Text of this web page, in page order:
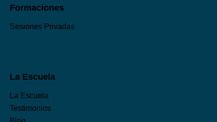
Formaciones
Sesiones Privadas
La Escuela
La Escuela
Testimonios